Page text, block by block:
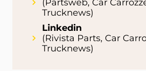
(Partsweb, Car
Trucknews)
Linkedin
(Rivista Parts, Car
Trucknews)